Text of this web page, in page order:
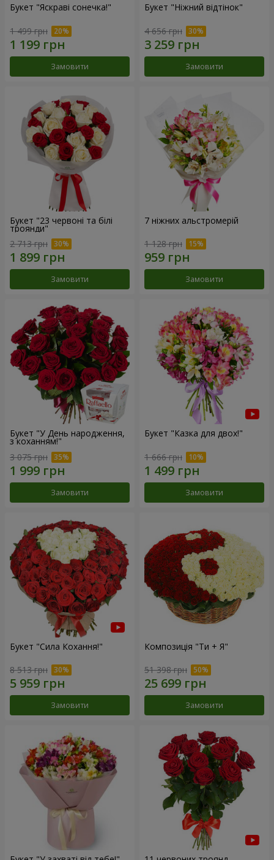
Букет "Яскраві сонечка!"
1 499 грн
Замовити
Букет "Ніжний відтінок"
4 656 грн
Замовити
Букет "23 червоні та білі
троянди"
2 713 грн
Замовити
7 ніжних альстромерій
1 128 грн
Замовити
Букет "У День народження,
з коханням!"
3 075 грн
Замовити
Букет "Казка для двох!"
1 666 грн
Замовити
Букет "Сила Кохання!"
8 513 грн
Замовити
Композиція "Ти + Я"
51 398 грн
Замовити